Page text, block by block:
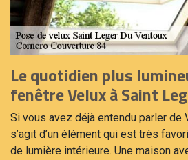
Le quotidien plus
fenêtre Velux à Saint
Si vous avez déjà entendu parler de
s’agit d’un élément qui est très
de lumière intérieure. Une maison